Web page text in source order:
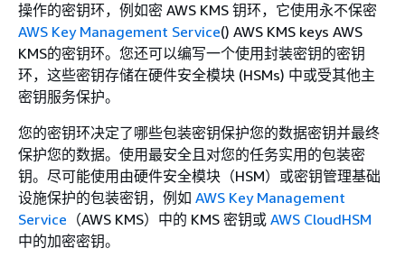
操作的密钥环，例如密 AWS KMS 钥环，它使用永不保密
AWS Key Management Service() AWS KMS keys AWS
KMS的密钥环。您还可以编写一个使用封装密钥的密钥
环，这些密钥存储在硬件安全模块 (HSMs) 中或受其他主
密钥服务保护。
您的密钥环决定了哪些包装密钥保护您的数据密钥并最终
保护您的数据。使用最安全且对您的任务实用的包装密
钥。尽可能使用由硬件安全模块（HSM）或密钥管理基础
设施保护的包装密钥，例如 AWS Key Management
Service （AWS KMS）中的 KMS 密钥或 AWS CloudHSM
中的加密密钥。